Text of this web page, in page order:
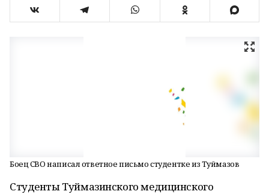
Боец СВО написал ответное письмо студентке из Туймазов
Студенты Туймазинского медицинского